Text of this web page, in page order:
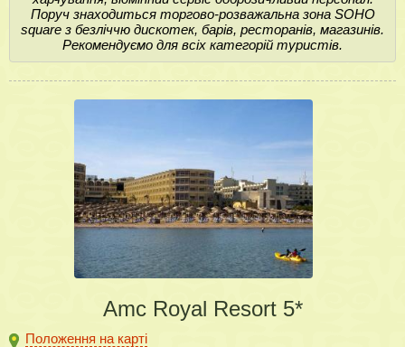
Поруч знаходиться торгово-розважальна зона SOHO
square з безліччю дискотек, барів, ресторанів, магазинів.
Рекомендуємо для всіх категорій туристів.
Amc Royal Resort 5*
Положення на карті